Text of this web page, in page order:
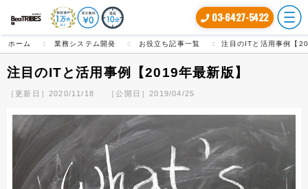
03-6427-5422
ホーム 業務システム開発 お役立ち記事一覧 注目のITと活用事例【
注目のITと活用事例【2019年最新版】
［更新日］2020/11/18 ［公開日］2019/04/25